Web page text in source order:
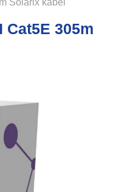
Solarix kabel
Cat5E 305m